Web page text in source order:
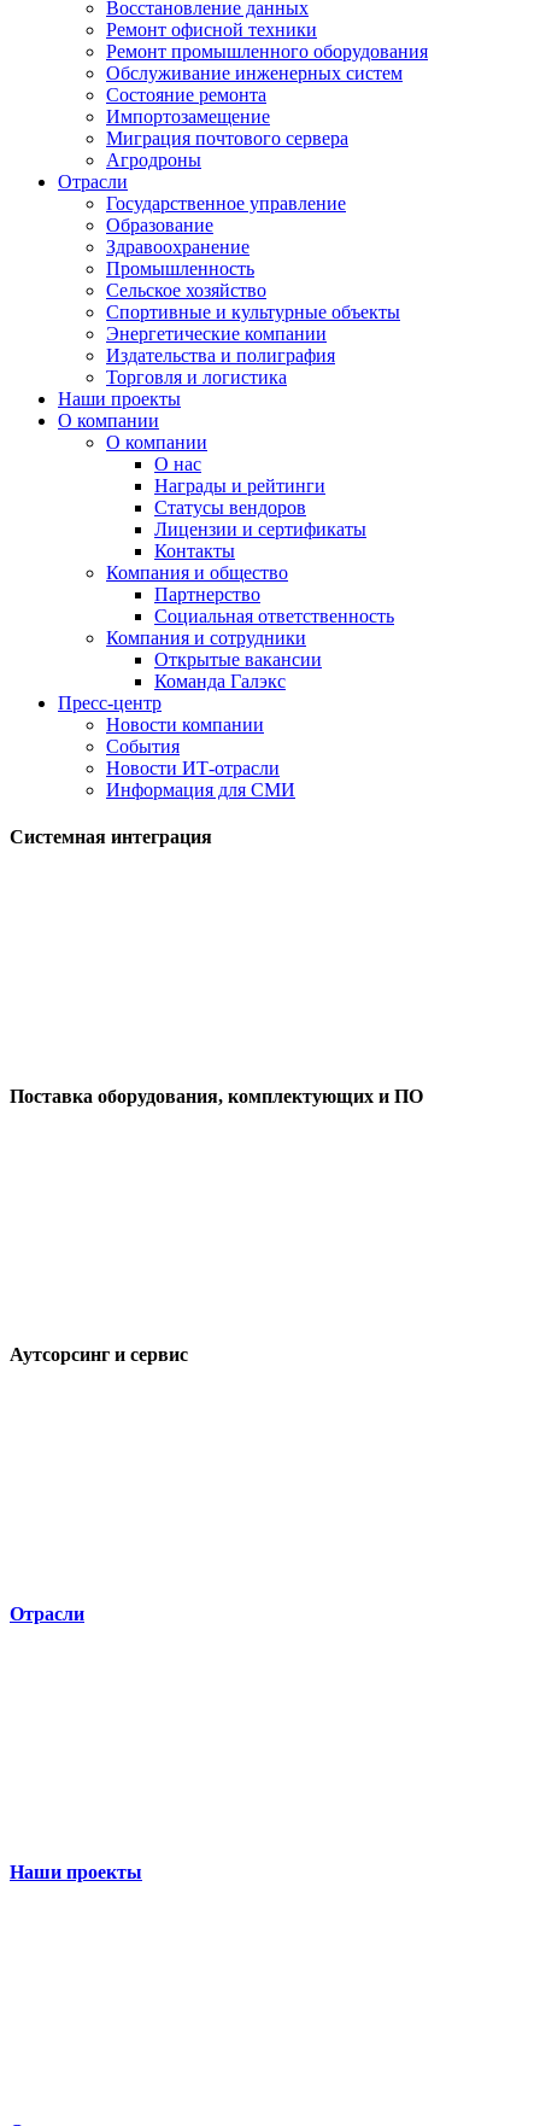
Восстановление данных
Ремонт офисной техники
Ремонт промышленного оборудования
Обслуживание инженерных систем
Состояние ремонта
Импортозамещение
Миграция почтового сервера
Агродроны
Отрасли
Государственное управление
Образование
Здравоохранение
Промышленность
Сельское хозяйство
Спортивные и культурные объекты
Энергетические компании
Издательства и полиграфия
Торговля и логистика
Наши проекты
О компании
О компании
О нас
Награды и рейтинги
Статусы вендоров
Лицензии и сертификаты
Контакты
Компания и общество
Партнерство
Социальная ответственность
Компания и сотрудники
Открытые вакансии
Команда Галэкс
Пресс-центр
Новости компании
События
Новости ИТ-отрасли
Информация для СМИ
Системная интеграция
Поставка оборудования, комплектующих и ПО
Аутсорсинг и сервис
Отрасли
Наши проекты